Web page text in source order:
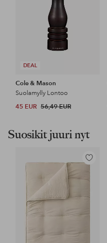
DEAL
Cole & Mason
Suolamylly Lontoo
45 EUR 56,49 EUR
Suosikit juuri nyt
Lisää